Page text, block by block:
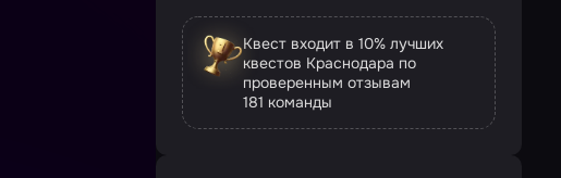
Квест входит в 10% лучших
квестов Краснодара по
проверенным отзывам
181 команды